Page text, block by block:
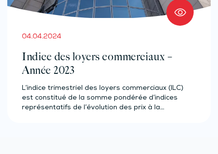
04.04.2024
Indice des loyers commerciaux –
Année 2023
L’indice trimestriel des loyers commerciaux (ILC)
est constitué de la somme pondérée d’indices
représentatifs de l’évolution des prix à la…